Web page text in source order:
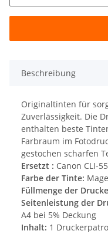
Beschreibung
Originaltinten für
Zuverlässigkeit. Die
enthalten beste
Farbraum im
gestochen scharfen
Ersetzt : Canon CLI-
Farbe der Tinte:
Füllmenge der
Seitenleistung der
A4 bei 5% Deckung
Inhalt: 1